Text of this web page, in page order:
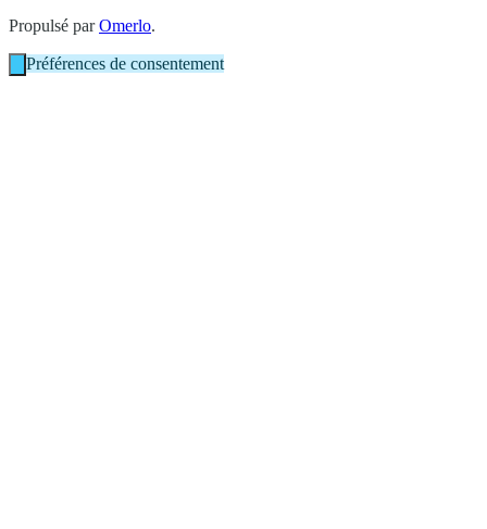
Propulsé parOmerlo.
Préférences de consentement